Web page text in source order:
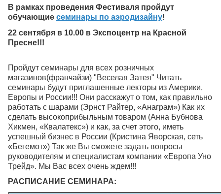
В рамках проведения Фестиваля пройдут
обучающие семинары по аэродизайну!
22 сентября в 10.00 в Экспоцентр на Красной
Пресне!!!
Пройдут семинары для всех розничных
магазинов(франчайзи) "Веселая Затея" Читать
семинары будут приглашенные лекторы из Америки,
Европы и России!!! Они расскажут о том, как правильно
работать с шарами (Эрнст Райтер, «Анаграм») Как их
сделать высокоприбыльным товаром (Анна Бубнова
Хикмен, «Квалатекс») и как, за счет этого, иметь
успешный бизнес в России (Кристина Яворская, сеть
«Бегемот») Так же Вы сможете задать вопросы
руководителям и специалистам компании «Европа Уно
Трейд». Мы Вас всех очень ждем!!!
РАСПИСАНИЕ СЕМИНАРА: